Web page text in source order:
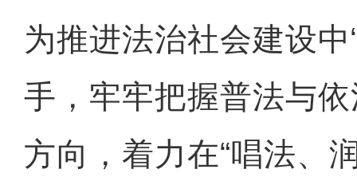
为推进法治社会建设中
手，牢牢把握普法与
方向，着力在“唱法、